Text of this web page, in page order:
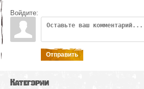
Войдите:
Отправить
Категории